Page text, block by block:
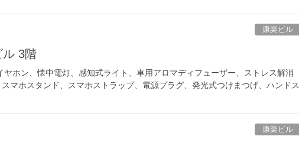
康楽ビル
ル 3階
ホン、懐中電灯、感知式ライト、車用アロマディフューザー、ストレス解消
マホスタンド、スマホストラップ、電源プラグ、発光式つけまつげ、ハンドス
康楽ビル